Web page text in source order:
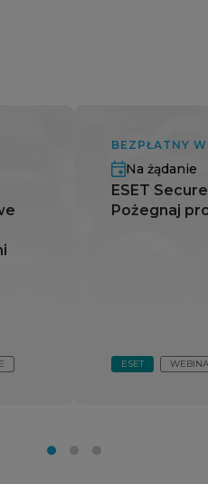
BEZPŁATNY
Na żądanie
ESET
Pożegnaj
ESET